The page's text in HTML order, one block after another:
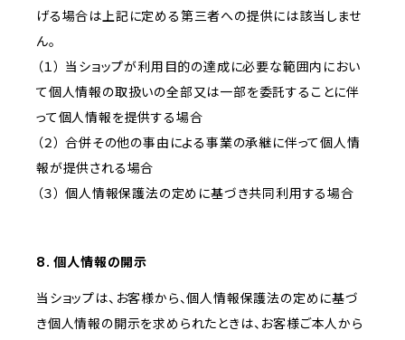
げる場合は上記に定める第三者への提供には該当しませ
ん。
（１） 当ショップが利用目的の達成に必要な範囲内におい
て個人情報の取扱いの全部又は一部を委託することに伴
って個人情報を提供する場合
（２） 合併その他の事由による事業の承継に伴って個人情
報が提供される場合
（３） 個人情報保護法の定めに基づき共同利用する場合
8. 個人情報の開示
当ショップは、お客様から、個人情報保護法の定めに基づ
き個人情報の開示を求められたときは、お客様ご本人から